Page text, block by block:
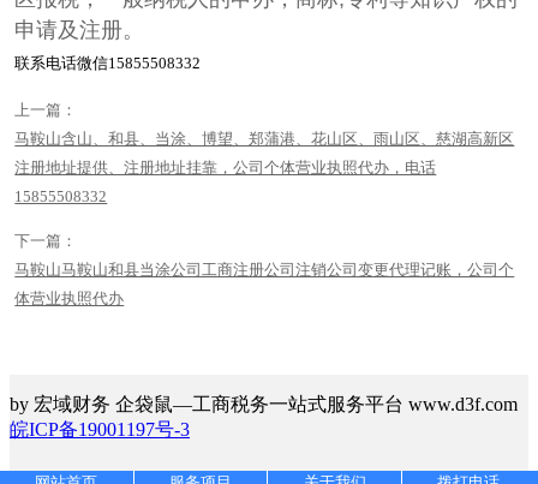
申请及注册。
联系电话微信15855508332
上一篇：
马鞍山含山、和县、当涂、博望、郑蒲港、花山区、雨山区、慈湖高新区
注册地址提供、注册地址挂靠，公司个体营业执照代办，电话
15855508332
下一篇：
马鞍山马鞍山和县当涂公司工商注册公司注销公司变更代理记账，公司个
体营业执照代办
by 宏域财务 企袋鼠—工商税务一站式服务平台 www.d3f.com
皖ICP备19001197号-3